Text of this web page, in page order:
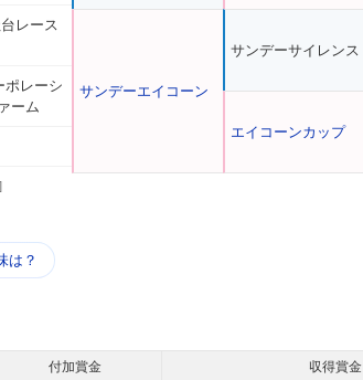
レース
ポレーシ
ーム
サンデーエイコーン
サンデーサイレンス
エイコーンカップ
は？
付加賞金 収得賞金